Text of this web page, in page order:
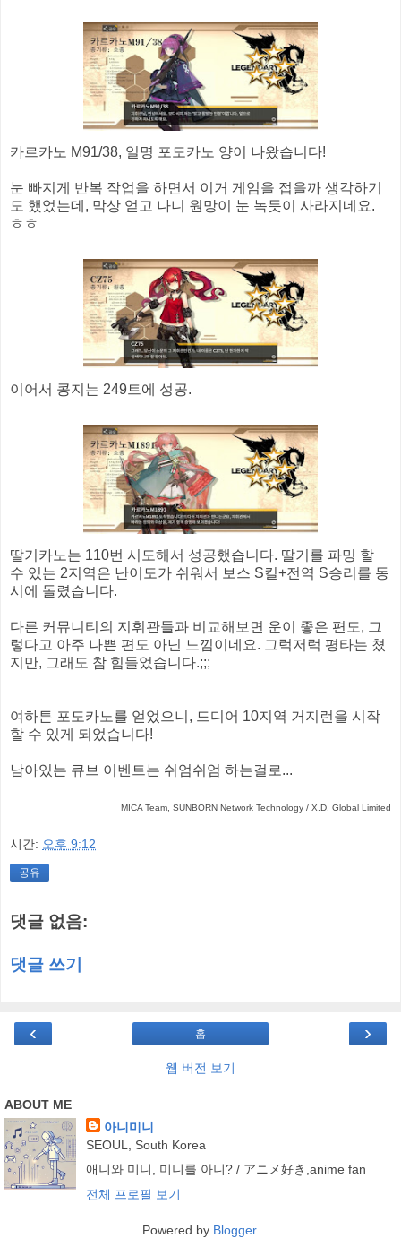
카르카노 M91/38, 일명 포도카노 양이 나왔습니다!
눈 빠지게 반복 작업을 하면서 이거 게임을 접을까 생각하기
도 했었는데, 막상 얻고 나니 원망이 눈 녹듯이 사라지네요.
ㅎㅎ
이어서 콩지는 249트에 성공.
딸기카노는 110번 시도해서 성공했습니다. 딸기를 파밍 할
수 있는 2지역은 난이도가 쉬워서 보스 S킬+전역 S승리를 동
시에 돌렸습니다.
다른 커뮤니티의 지휘관들과 비교해보면 운이 좋은 편도, 그
렇다고 아주 나쁜 편도 아닌 느낌이네요. 그럭저럭 평타는 쳤
지만, 그래도 참 힘들었습니다.;;;
여하튼 포도카노를 얻었으니, 드디어 10지역 거지런을 시작
할 수 있게 되었습니다!
남아있는 큐브 이벤트는 쉬엄쉬엄 하는걸로...
MICA Team, SUNBORN Network Technology / X.D. Global Limited
시간: 오후 9:12
공유
댓글 없음:
댓글 쓰기
‹ ›
홈
웹 버전 보기
ABOUT ME
아니미니
SEOUL, South Korea
애니와 미니, 미니를 아니? / アニメ好き,anime fan
전체 프로필 보기
Powered by Blogger.